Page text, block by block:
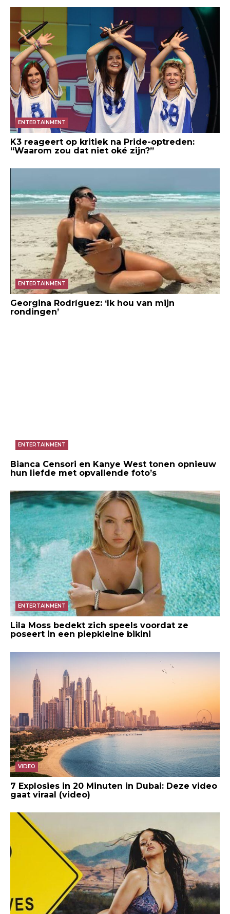
ENTERTAINMENT
K3 reageert op kritiek na Pride-optreden:
“Waarom zou dat niet oké zijn?”
ENTERTAINMENT
Georgina Rodríguez: ‘Ik hou van mijn
rondingen’
ENTERTAINMENT
Bianca Censori en Kanye West tonen opnieuw
hun liefde met opvallende foto’s
ENTERTAINMENT
Lila Moss bedekt zich speels voordat ze
poseert in een piepkleine bikini
VIDEO
7 Explosies in 20 Minuten in Dubai: Deze video
gaat viraal (video)